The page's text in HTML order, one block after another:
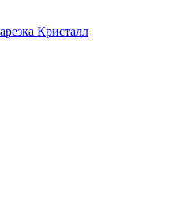
Кристалл